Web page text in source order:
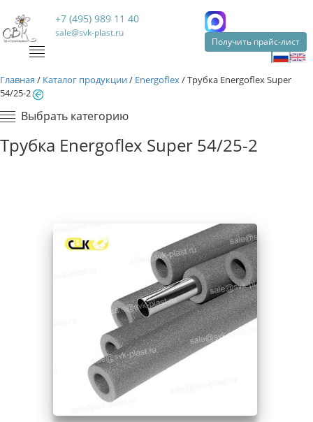
+7 (495) 989 11 40
sale@svk-plast.ru
Получить прайс-лист
Главная / Каталог продукции/ Energoflex/Трубка Energoflex Super
54/25-2
Выбрать категорию
Трубка Energoflex Super 54/25-2